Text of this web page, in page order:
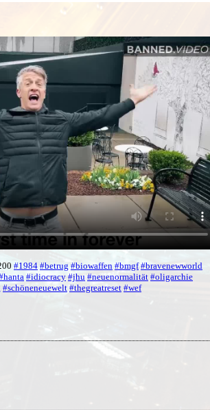
#1984 #betrug #biowaffen #bmgf #bravenewworld
#idiocracy #jhu #neuenormalität #oligarchie
#schöneneuewelt #thegreatreset #wef